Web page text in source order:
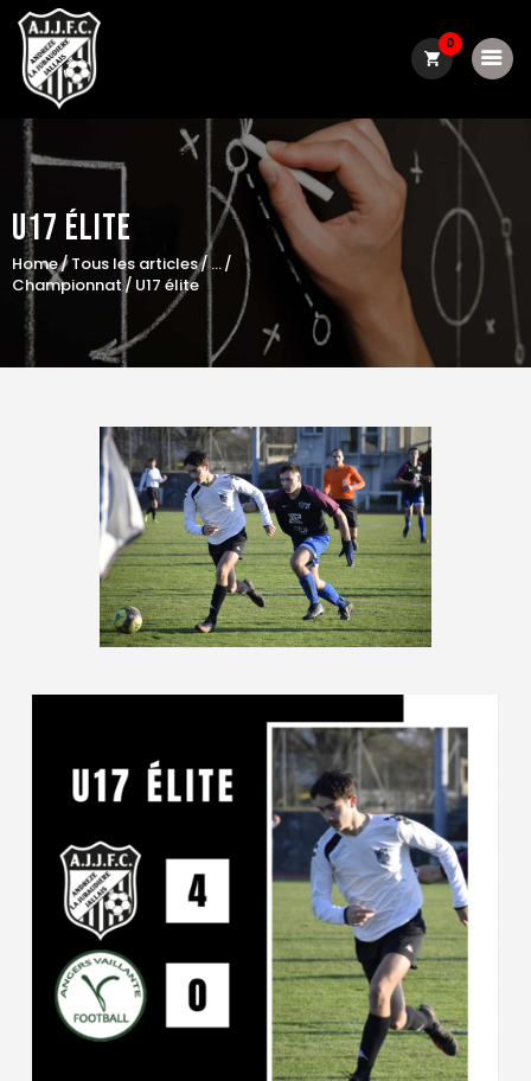
0
U17 Élite
Home Tous les articles
...
Championnat
U17 élite
Le club
Actualité
Convocations
Résultats / classements
Boutique
matchs du week-end
Galerie photo